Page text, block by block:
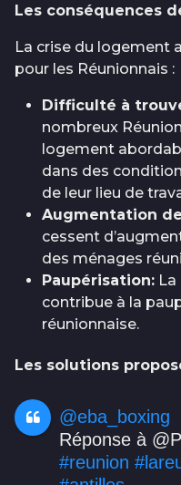
Les conséquences
La crise du logement
pour les Réunionnais :
Difficulté à
nombreux
logement
dans des
de leur lieu de
Augmentation
cessent
des ménages
Paupérisation:
contribue à la
réunionnaise.
Les solutions
@eba_boxing
Réponse à
#reunion